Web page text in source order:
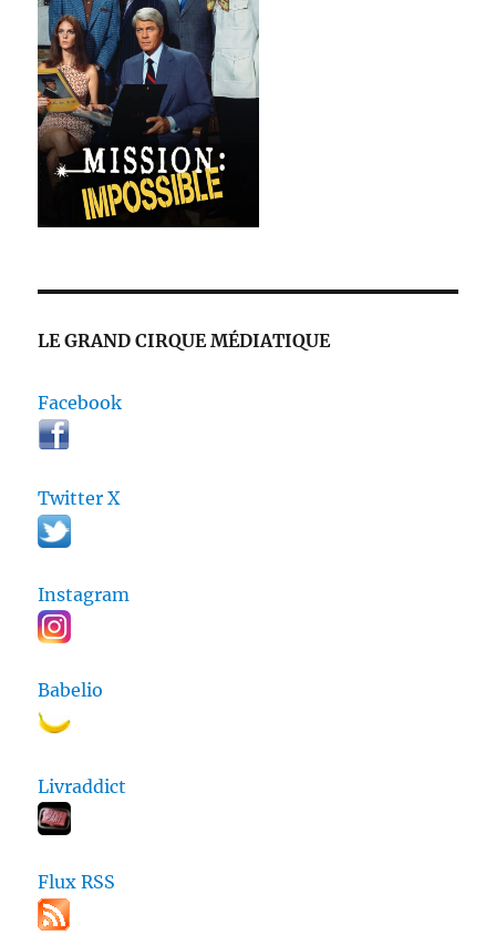
LE GRAND CIRQUE MÉDIATIQUE
Facebook
Twitter X
Instagram
Babelio
Livraddict
Flux RSS